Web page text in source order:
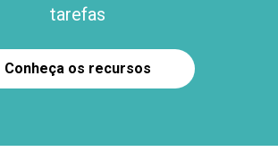
tarefas
Conheça os recursos